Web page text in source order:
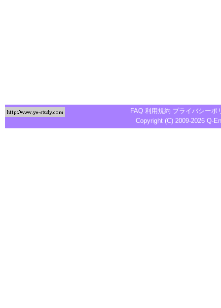
FAQ 利用規約 プライバシーポ
Copyright (C) 2009-2026 Q-